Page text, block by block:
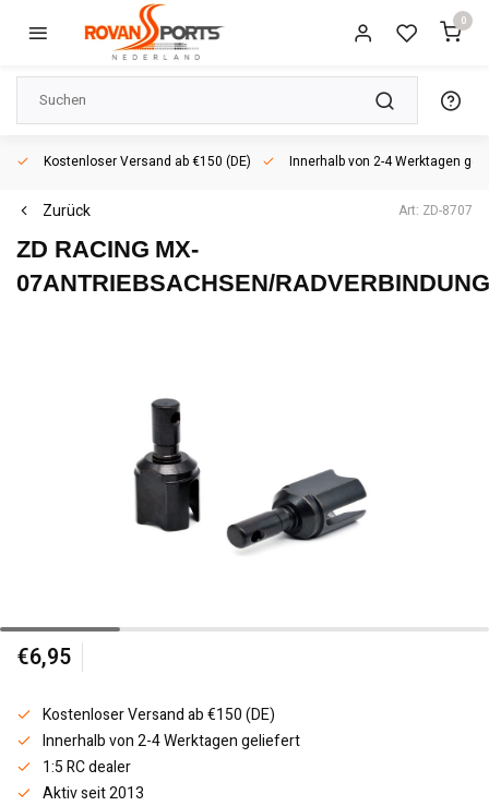
0
Kostenloser Versand ab €150 (DE) Innerhalb von 2-4 Werktagen
Zurück Art: ZD-8707
ZD RACING MX-
07ANTRIEBSACHSEN/
€6,95
Kostenloser Versand ab €150 (DE)
Innerhalb von 2-4 Werktagen geliefert
1:5 RC dealer
Aktiv seit 2013